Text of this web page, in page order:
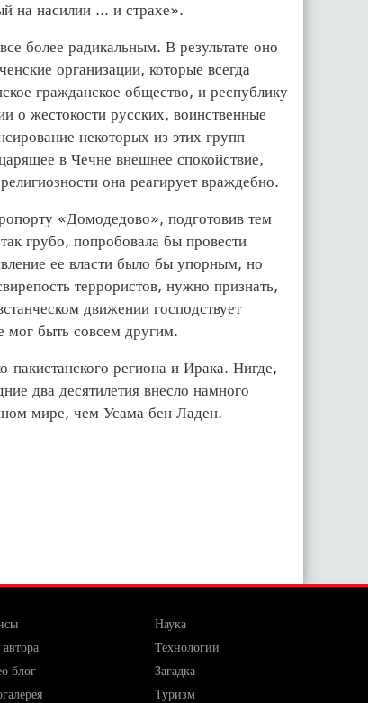
на насилии ... и страхе».
более радикальным. В результате оно
организации, которые всегда
гражданское общество, и республику
о жестокости русских, воинственные
некоторых из этих групп
в Чечне внешнее спокойствие,
она реагирует враждебно.
«Домодедово», подготовив тем
грубо, попробовала бы провести
ее власти было бы упорным, но
террористов, нужно признать,
движении господствует
мог быть совсем другим.
пакистанского региона и Ирака. Нигде,
два десятилетия внесло намного
мире, чем Усама бен Ладен.
блог
Наука
Технологии
Загадка
Туризм